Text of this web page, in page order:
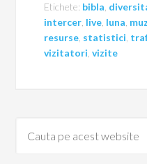
Etichete: bibla
intercer live luna
resurse statistici
vizitatori ,vizite